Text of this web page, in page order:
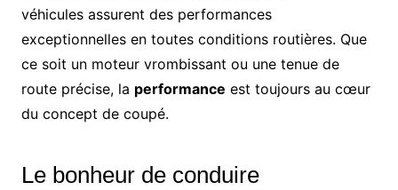
véhicules assurent des performances
exceptionnelles en toutes conditions routières. Que
ce soit un moteur vrombissant ou une tenue de
route précise, la performance est toujours au cœur
du concept de coupé.
Le bonheur de conduire